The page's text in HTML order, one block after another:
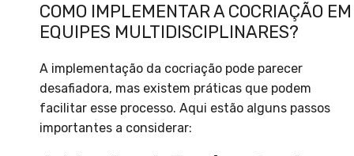
COMO IMPLEMENTAR A COCRIAÇÃO EM
EQUIPES MULTIDISCIPLINARES?
A implementação da cocriação pode parecer
desafiadora, mas existem práticas que podem
facilitar esse processo. Aqui estão alguns passos
importantes a considerar: